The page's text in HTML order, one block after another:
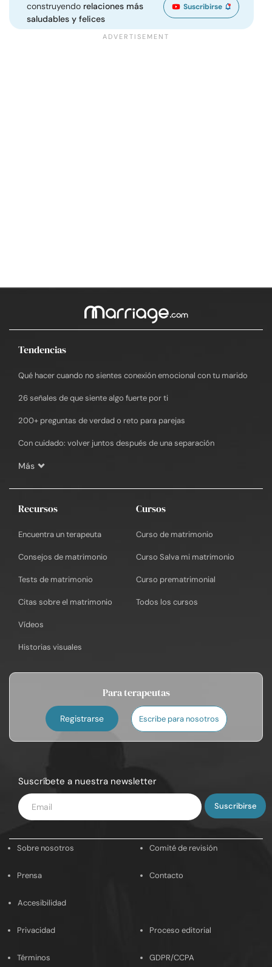
construyendo relaciones más
saludables y felices
Suscribirse
Tendencias
Qué hacer cuando no sientes conexión emocional con tu marido
26 señales de que siente algo fuerte por ti
200+ preguntas de verdad o reto para parejas
Con cuidado: volver juntos después de una separación
Más
Recursos
Encuentra un terapeuta
Consejos de matrimonio
Tests de matrimonio
Citas sobre el matrimonio
Vídeos
Historias visuales
Cursos
Curso de matrimonio
Curso Salva mi matrimonio
Curso prematrimonial
Todos los cursos
Para terapeutas
Registrarse Escribe para nosotros
Suscríbete a nuestra newsletter
Introduce
tu
Sobre nosotros Comité de revisión
Prensa Contacto
Accesibilidad
Privacidad Proceso editorial
Términos GDPR/CCPA